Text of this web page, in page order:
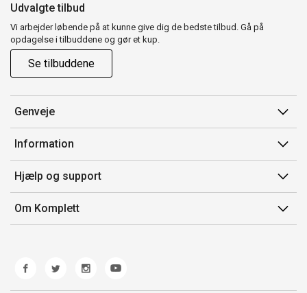
Udvalgte tilbud
Vi arbejder løbende på at kunne give dig de bedste tilbud. Gå på
opdagelse i tilbuddene og gør et kup.
Se tilbuddene
Genveje
Min side
Ordrehistorik
Gavekort
Information
Salgsbetingelser
Mærker/producent
Fortrydelsesret
Hjælp og support
Kontakt os
Kundeservice
Fejl/Mangler
Fragt og levering
Om Komplett